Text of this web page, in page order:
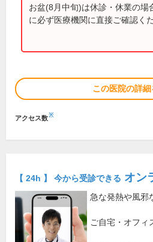
お盆(8月中旬)は休診・休業の場
に必ず医療機関に直接ご確認くだ
この医院の詳細
アクセス数※
【 24h 】 今から受診できる オン
急な発熱や風邪
ご自宅・オフィ